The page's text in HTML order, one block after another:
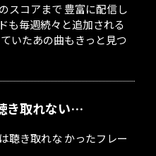
スコアまで 豊富に配信し
も毎週続々と追加される
いたあの曲もきっと見つ
き取れない…
聴き取れな かったフレー